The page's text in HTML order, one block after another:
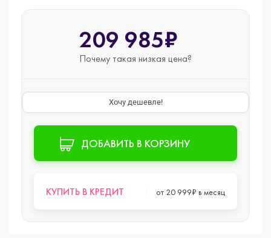
209 985₽
Почему такая низкая цена?
Хочу дешевле!
ДОБАВИТЬ В КОРЗИНУ
КУПИТЬ В КРЕДИТ от 20 999₽ в месяц